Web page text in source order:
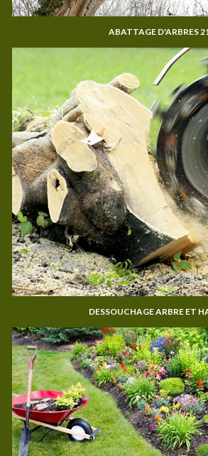
ABATTAGE D'ARBRES 21
DESSOUCHAGE ARBRE ET